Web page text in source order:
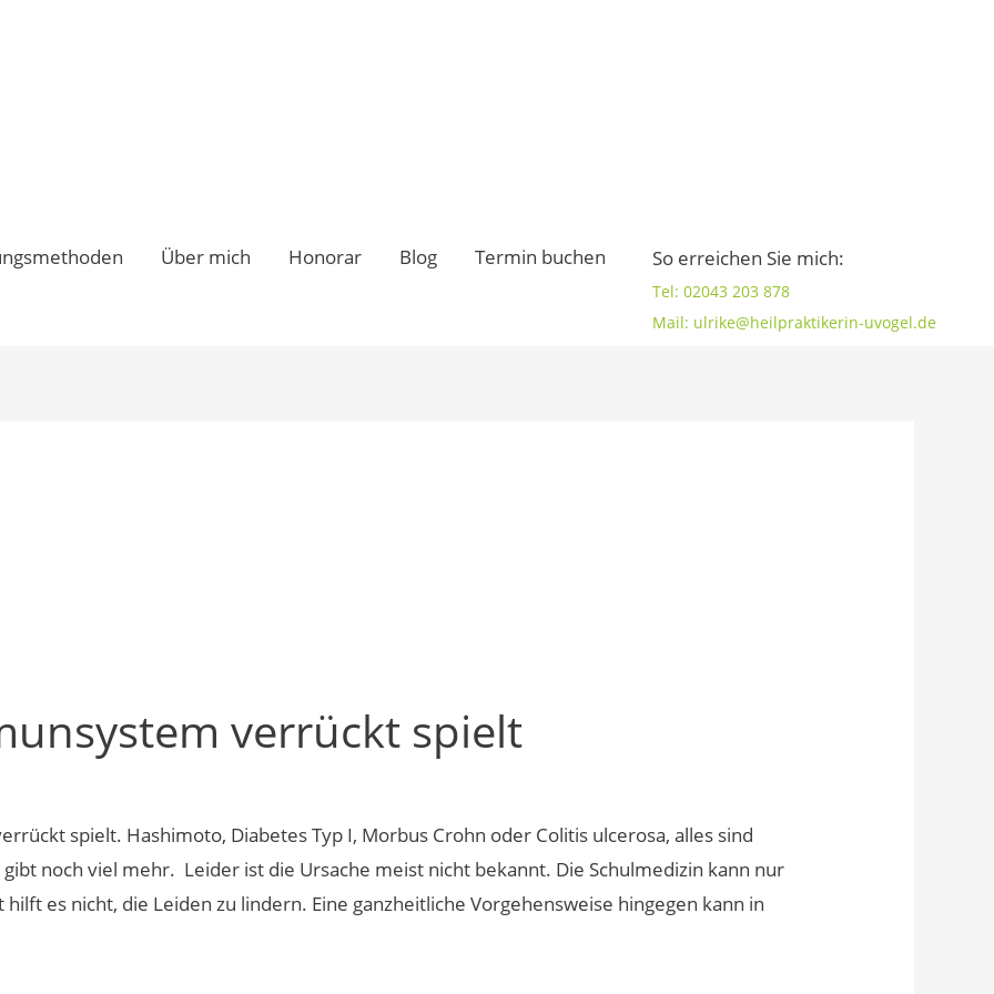
Über mich Honorar Blog Termin buchen So erreichen Sie mich:
Tel: 02043 203 878
Mail: ulrike@heilpraktikerin-uvogel.de
verrückt spielt
spielt. Hashimoto, Diabetes Typ I, Morbus Crohn oder Colitis ulcerosa, alles sind
noch viel mehr. Leider ist die Ursache meist nicht bekannt. Die Schulmedizin kann nur
es nicht, die Leiden zu lindern. Eine ganzheitliche Vorgehensweise hingegen kann in